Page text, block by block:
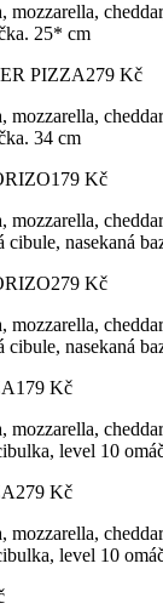
mozzarella,
25* cm
PIZZA279 Kč
mozzarella,
34 cm
179 Kč
mozzarella,
cibule, nasekaná
279 Kč
mozzarella,
cibule, nasekaná
179 Kč
mozzarella,
level 10
279 Kč
mozzarella,
level 10